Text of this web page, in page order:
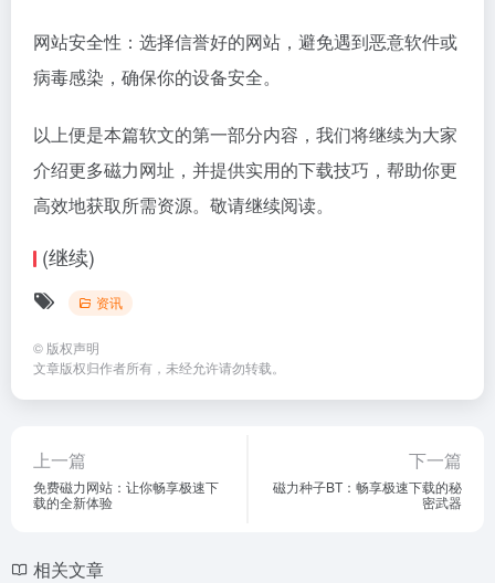
网站安全性：选择信誉好的网站，避免遇到恶意软件或
病毒感染，确保你的设备安全。
以上便是本篇软文的第一部分内容，我们将继续为大家
介绍更多磁力网址，并提供实用的下载技巧，帮助你更
高效地获取所需资源。敬请继续阅读。
(继续)
资讯
© 版权声明
文章版权归作者所有，未经允许请勿转载。
上一篇
免费磁力网站：让你畅享极速下
载的全新体验
下一篇
磁力种子BT：畅享极速下载的秘
密武器
相关文章